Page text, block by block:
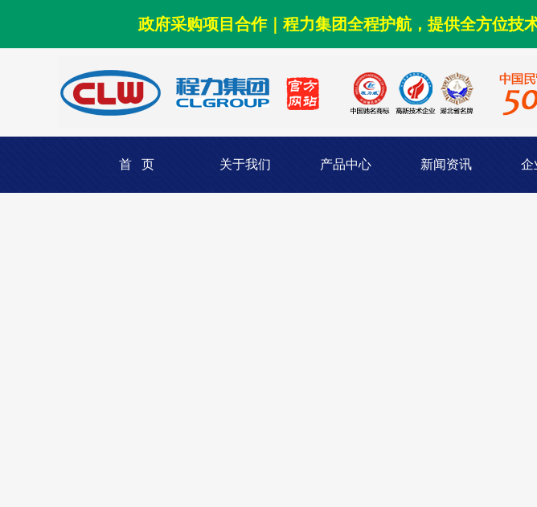
政府采购项目合作｜程力集团全程护航，提供全方位技
首 页 关于我们 产品中心 新闻资讯 企